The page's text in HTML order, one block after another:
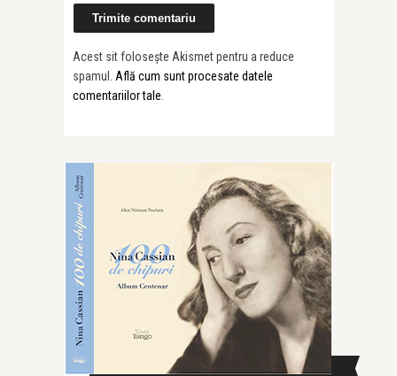
Acest sit folosește Akismet pentru a reduce
spamul. Află cum sunt procesate datele
comentariilor tale
CAUTĂ ÎN SITE